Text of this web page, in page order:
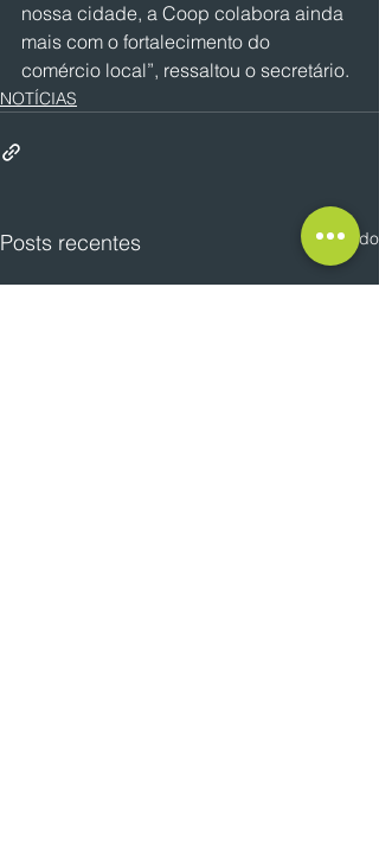
nossa cidade, a Coop colabora ainda
mais com o fortalecimento do
comércio local”, ressaltou o secretário.
NOTÍCIAS
Posts recentes Ver tudo